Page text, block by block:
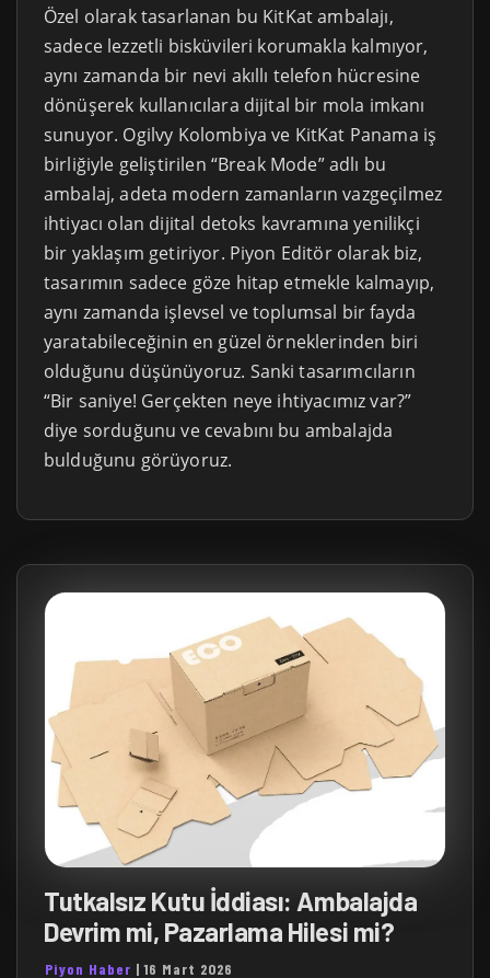
Özel olarak tasarlanan bu KitKat ambalajı,
sadece lezzetli bisküvileri korumakla kalmıyor,
aynı zamanda bir nevi akıllı telefon hücresine
dönüşerek kullanıcılara dijital bir mola imkanı
sunuyor. Ogilvy Kolombiya ve KitKat Panama iş
birliğiyle geliştirilen “Break Mode” adlı bu
ambalaj, adeta modern zamanların vazgeçilmez
ihtiyacı olan dijital detoks kavramına yenilikçi
bir yaklaşım getiriyor. Piyon Editör olarak biz,
tasarımın sadece göze hitap etmekle kalmayıp,
aynı zamanda işlevsel ve toplumsal bir fayda
yaratabileceğinin en güzel örneklerinden biri
olduğunu düşünüyoruz. Sanki tasarımcıların
“Bir saniye! Gerçekten neye ihtiyacımız var?”
diye sorduğunu ve cevabını bu ambalajda
bulduğunu görüyoruz.
Tutkalsız Kutu İddiası: Ambalajda
Devrim mi, Pazarlama Hilesi mi?
Piyon Haber |16 Mart 2026